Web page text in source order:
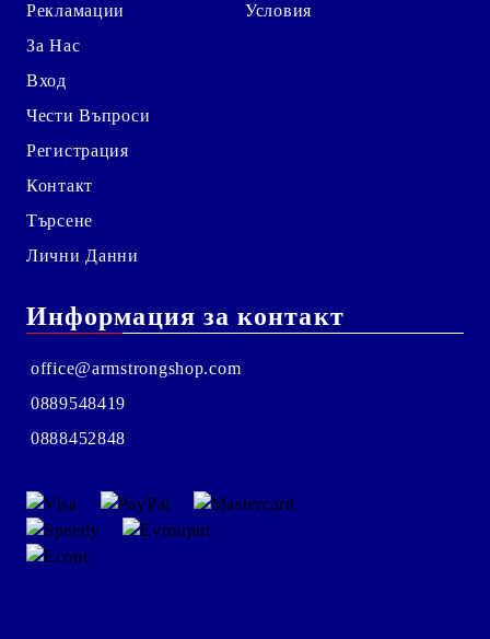
Рекламации
За Нас
Вход
Чести Въпроси
Регистрация
Контакт
Търсене
Лични Данни
Условия
Информация за контакт
office@armstrongshop.com
0889548419
0888452848